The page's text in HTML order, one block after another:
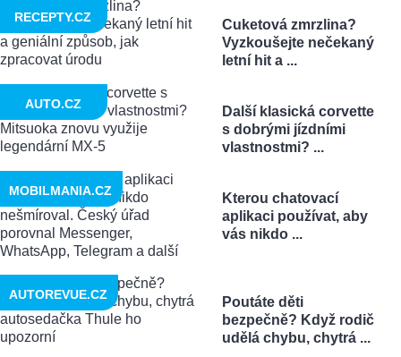
Cuketová zmrzlina?
Vyzkoušejte nečekaný
letní hit a ...
RECEPTY.CZ
Další klasická corvette
s dobrými jízdními
vlastnostmi? ...
AUTO.CZ
Kterou chatovací
aplikaci používat, aby
vás nikdo ...
MOBILMANIA.CZ
Poutáte děti
bezpečně? Když rodič
udělá chybu, chytrá ...
AUTOREVUE.CZ